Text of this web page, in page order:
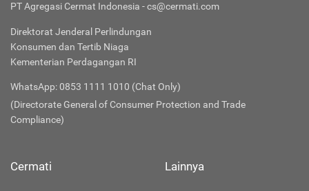
PT Agregasi Cermat Indonesia - cs@cermati.com
Direktorat Jenderal Perlindungan
Konsumen dan Tertib Niaga
Kementerian Perdagangan RI
WhatsApp: 0853 1111 1010 (Chat Only)
(Directorate General of Consumer Protection and Trade
Compliance)
Cermati Lainnya